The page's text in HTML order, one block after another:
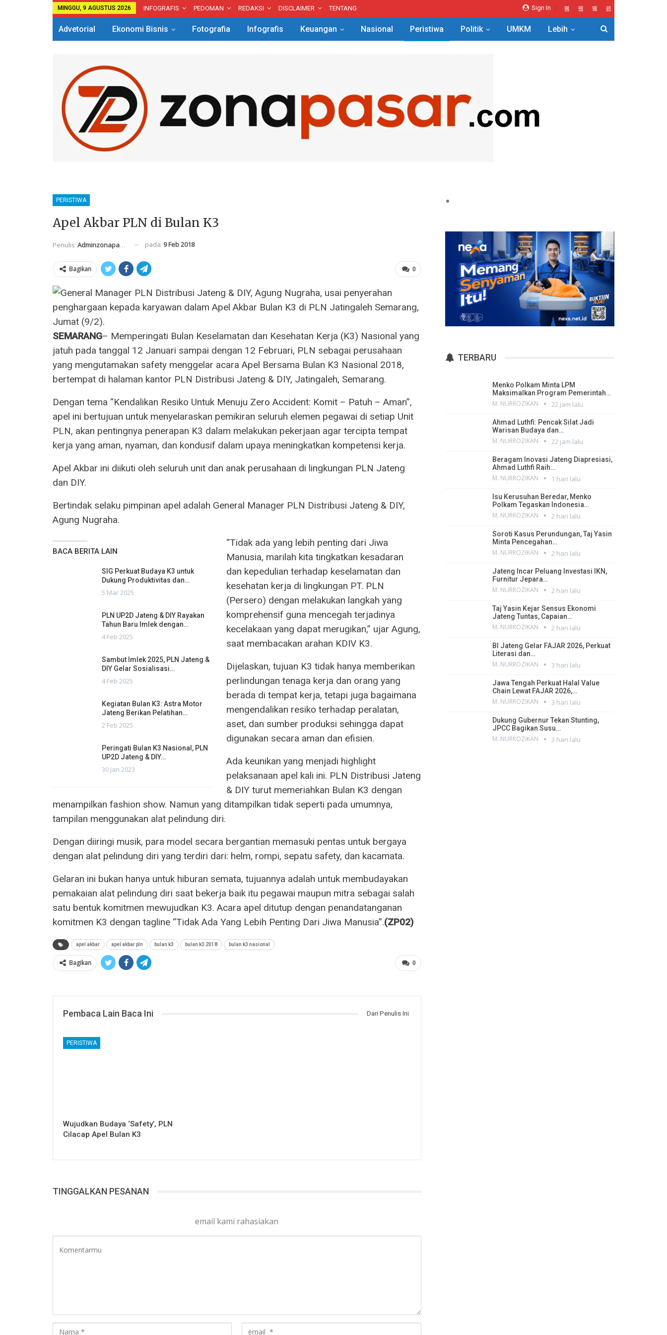
Sign In
MINGGU, 9 AGUSTUS 2026 INFOGRAFIS PEDOMAN REDAKSI DISCLAIMER TENTANG
Advetorial Ekonomi Bisnis Fotografia Infografis Keuangan Nasional Peristiwa Politik UMKM Lebih
PERISTIWA
Apel Akbar PLN di Bulan K3
Penulis Adminzonapasar pada 9 Feb 2018
0
Bagikan
SEMARANG– Memperingati Bulan Keselamatan dan Kesehatan Kerja (K3) Nasional yang
jatuh pada tanggal 12 Januari sampai dengan 12 Februari, PLN sebagai perusahaan
yang mengutamakan safety menggelar acara Apel Bersama Bulan K3 Nasional 2018,
bertempat di halaman kantor PLN Distribusi Jateng & DIY, Jatingaleh, Semarang.
Dengan tema “Kendalikan Resiko Untuk Menuju Zero Accident: Komit – Patuh – Aman”,
apel ini bertujuan untuk menyelaraskan pemikiran seluruh elemen pegawai di setiap Unit
PLN, akan pentingnya penerapan K3 dalam melakukan pekerjaan agar tercipta tempat
kerja yang aman, nyaman, dan kondusif dalam upaya meningkatkan kompetensi kerja.
Apel Akbar ini diikuti oleh seluruh unit dan anak perusahaan di lingkungan PLN Jateng
dan DIY.
Bertindak selaku pimpinan apel adalah General Manager PLN Distribusi Jateng & DIY,
Agung Nugraha.
BACA BERITA LAIN
SIG Perkuat Budaya K3 untuk
Dukung Produktivitas dan…
5 Mar 2025
PLN UP2D Jateng & DIY Rayakan
Tahun Baru Imlek dengan…
4 Feb 2025
Sambut Imlek 2025, PLN Jateng &
DIY Gelar Sosialisasi…
4 Feb 2025
Kegiatan Bulan K3: Astra Motor
Jateng Berikan Pelatihan…
2 Feb 2025
Peringati Bulan K3 Nasional, PLN
UP2D Jateng & DIY…
30 Jan 2023
“Tidak ada yang lebih penting dari Jiwa
Manusia, marilah kita tingkatkan kesadaran
dan kepedulian terhadap keselamatan dan
kesehatan kerja di lingkungan PT. PLN
(Persero) dengan melakukan langkah yang
komprehensif guna mencegah terjadinya
kecelakaan yang dapat merugikan,” ujar Agung,
saat membacakan arahan KDIV K3.
Dijelaskan, tujuan K3 tidak hanya memberikan
perlindungan tenaga kerja dan orang yang
berada di tempat kerja, tetapi juga bagaimana
mengendalikan resiko terhadap peralatan,
aset, dan sumber produksi sehingga dapat
digunakan secara aman dan efisien.
Ada keunikan yang menjadi highlight
pelaksanaan apel kali ini. PLN Distribusi Jateng
& DIY turut memeriahkan Bulan K3 dengan
menampilkan fashion show. Namun yang ditampilkan tidak seperti pada umumnya,
tampilan menggunakan alat pelindung diri.
Dengan diiringi musik, para model secara bergantian memasuki pentas untuk bergaya
dengan alat pelindung diri yang terdiri dari: helm, rompi, sepatu safety, dan kacamata.
Gelaran ini bukan hanya untuk hiburan semata, tujuannya adalah untuk membudayakan
pemakaian alat pelindung diri saat bekerja baik itu pegawai maupun mitra sebagai salah
satu bentuk komitmen mewujudkan K3. Acara apel ditutup dengan penandatanganan
komitmen K3 dengan tagline “Tidak Ada Yang Lebih Penting Dari Jiwa Manusia”.(ZP02)
apel akbar apel akbar pln bulan k3 bulan k3 2018 bulan k3 nasional
0
Bagikan
Pembaca Lain Baca Ini Dari Penulis Ini
PERISTIWA
Wujudkan Budaya ‘Safety’, PLN
Cilacap Apel Bulan K3
TINGGALKAN PESANAN
email kami rahasiakan
TERBARU
Menko Polkam Minta LPM
Maksimalkan Program Pemerintah…
M. NURROZIKAN 22 jam lalu
Ahmad Luthfi: Pencak Silat Jadi
Warisan Budaya dan…
M. NURROZIKAN 22 jam lalu
Beragam Inovasi Jateng Diapresiasi,
Ahmad Luthfi Raih…
M. NURROZIKAN 1 hari lalu
Isu Kerusuhan Beredar, Menko
Polkam Tegaskan Indonesia…
M. NURROZIKAN 2 hari lalu
Soroti Kasus Perundungan, Taj Yasin
Minta Pencegahan…
M. NURROZIKAN 2 hari lalu
Jateng Incar Peluang Investasi IKN,
Furnitur Jepara…
M. NURROZIKAN 2 hari lalu
Taj Yasin Kejar Sensus Ekonomi
Jateng Tuntas, Capaian…
M. NURROZIKAN 2 hari lalu
BI Jateng Gelar FAJAR 2026, Perkuat
Literasi dan…
M. NURROZIKAN 3 hari lalu
Jawa Tengah Perkuat Halal Value
Chain Lewat FAJAR 2026,…
M. NURROZIKAN 3 hari lalu
Dukung Gubernur Tekan Stunting,
JPCC Bagikan Susu…
M. NURROZIKAN 3 hari lalu